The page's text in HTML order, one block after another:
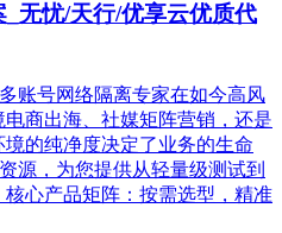
无忧/天行/优享云优质代
账号网络隔离专家在如今高风
商出海、社媒矩阵营销，还是
的纯净度决定了业务的生命
源，为您提供从轻量级测试到
心产品矩阵：按需选型，精准